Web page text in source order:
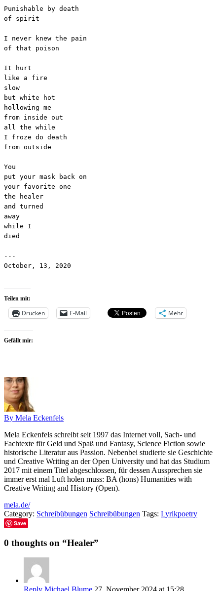
Punishable by death
of spirit
I never knew the pain
of that poison
It hurt
like a fire
slow
but white hot
hollowing me
from inside out
all the while
I froze do death
from outside
You
put your mask back on
your favorite one
the healer
and turned
away
while I
died
---
October, 13, 2020
Teilen mit:
Drucken E-Mail Mehr
Gefällt mir:
By Mela Eckenfels
Mela Eckenfels schreibt seit 1997 das Internet voll, Sach- und
Fachtexte für Geld und Spaß und Fantasy, Science Fiction sowie
historische Literatur aus Passion. Nebenbei studierte sie Geschichte
und Creative Writing an der Open University und hat das Studium
2017 mit einem Titel abgeschlossen, für dessen Aussprechen sie
immer erst mal Luft holen muss: BA (hons) Humanities with
Creative Writing and History (Open).
mela.de/
Category: Schreibübungen Schreibübungen Tags: Lyrikpoetry
Save
0 thoughts on “Healer”